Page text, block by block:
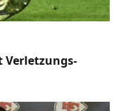
Verletzungs-